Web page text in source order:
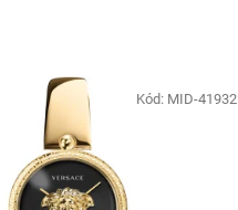
Kód: MID-41932